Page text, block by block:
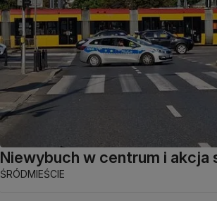
Niewybuch w centrum i akcja
ŚRÓDMIEŚCIE